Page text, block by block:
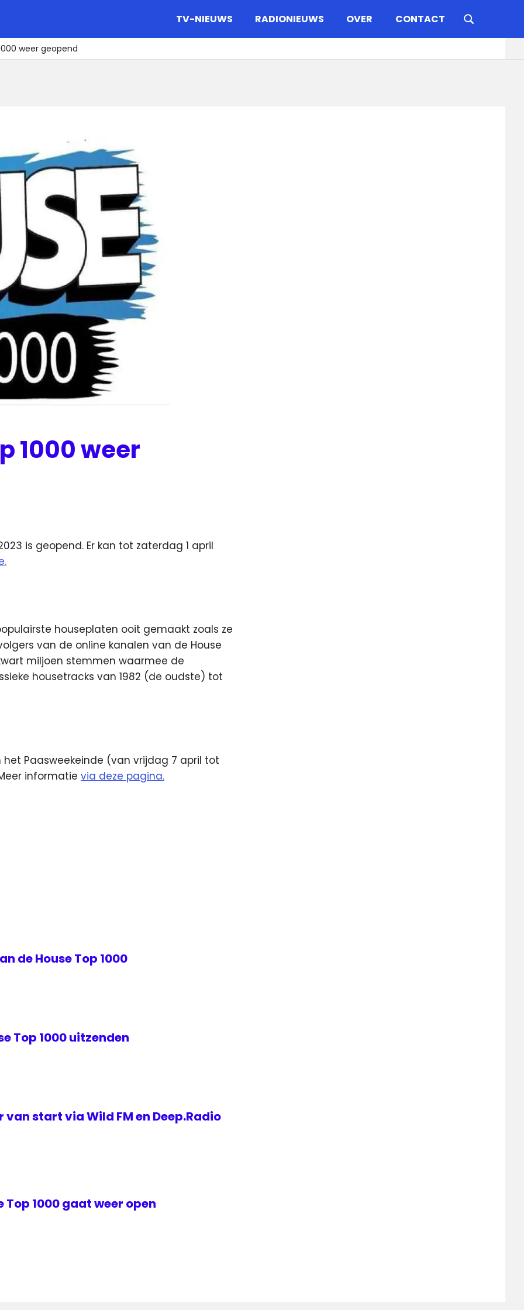
TV-NIEUWS RADIONIEUWS OVER CONTACT
weer geopend
1000 weer
is geopend. Er kan tot zaterdag 1 april
houseplaten ooit gemaakt zoals ze
van de online kanalen van de House
miljoen stemmen waarmee de
housetracks van 1982 (de oudste) tot
het Paasweekeinde (van vrijdag 7 april tot
informatie via deze pagina.
de House Top 1000
Top 1000 uitzenden
van start via Wild FM en Deep.Radio
Top 1000 gaat weer open